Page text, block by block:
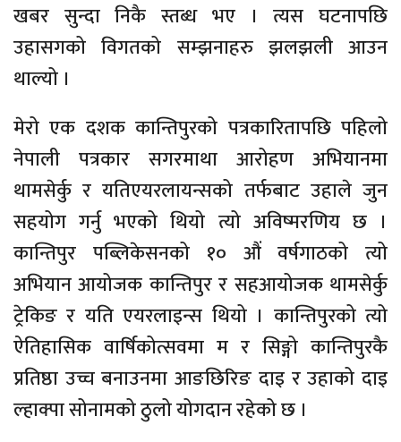
खबर सुन्दा निकै स्तब्ध भए । त्यस घटनापछि
उहासगको विगतको सम्झनाहरु झलझली आउन
थाल्यो ।
मेरो एक दशक कान्तिपुरको पत्रकारितापछि पहिलो
नेपाली पत्रकार सगरमाथा आरोहण अभियानमा
थामसेर्कु र यतिएयरलायन्सको तर्फबाट उहाले जुन
सहयोग गर्नु भएको थियो त्यो अविष्मरणिय छ ।
कान्तिपुर पब्लिकेसनको १० औं वर्षगाठको त्यो
अभियान आयोजक कान्तिपुर र सहआयोजक थामसेर्कु
ट्रेकिङ र यति एयरलाइन्स थियो । कान्तिपुरको त्यो
ऐतिहासिक वार्षिकोत्सवमा म र सिङ्गो कान्तिपुरकै
प्रतिष्ठा उच्च बनाउनमा आङछिरिङ दाइ र उहाको दाइ
ल्हाक्पा सोनामको ठुलो योगदान रहेको छ ।